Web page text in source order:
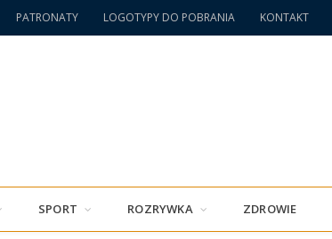
PATRONATY LOGOTYPY DO POBRANIA KONTAKT
SPORT ROZRYWKA ZDROWIE